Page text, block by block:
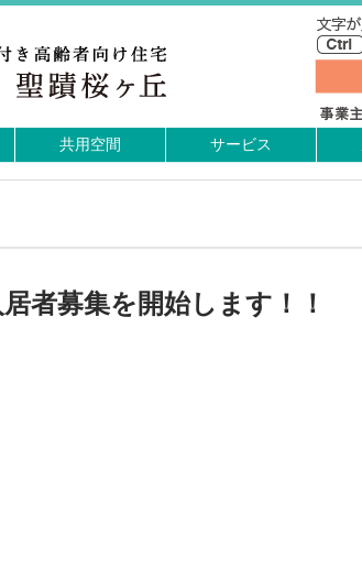
共用空間 サービス
者募集を開始します！！